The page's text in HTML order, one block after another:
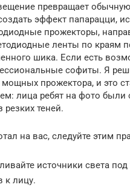
превращает
эффект папарацци,
прожекторы,
ленты по краям
шика. Если есть
софиты. Я
прожектора, и это
лица ребят на фото были
резких теней.
на вас, следуйте этим
источники света под
к лицу.